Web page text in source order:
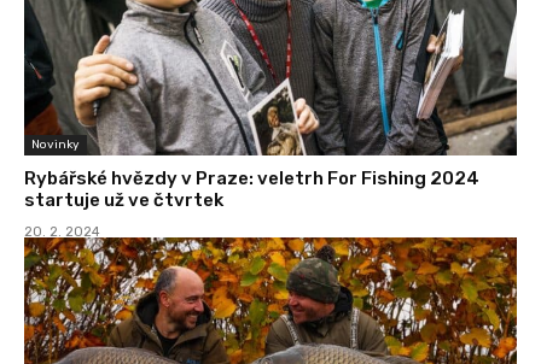
Novinky
Rybářské hvězdy v Praze: veletrh For Fishing 2024
startuje už ve čtvrtek
20. 2. 2024